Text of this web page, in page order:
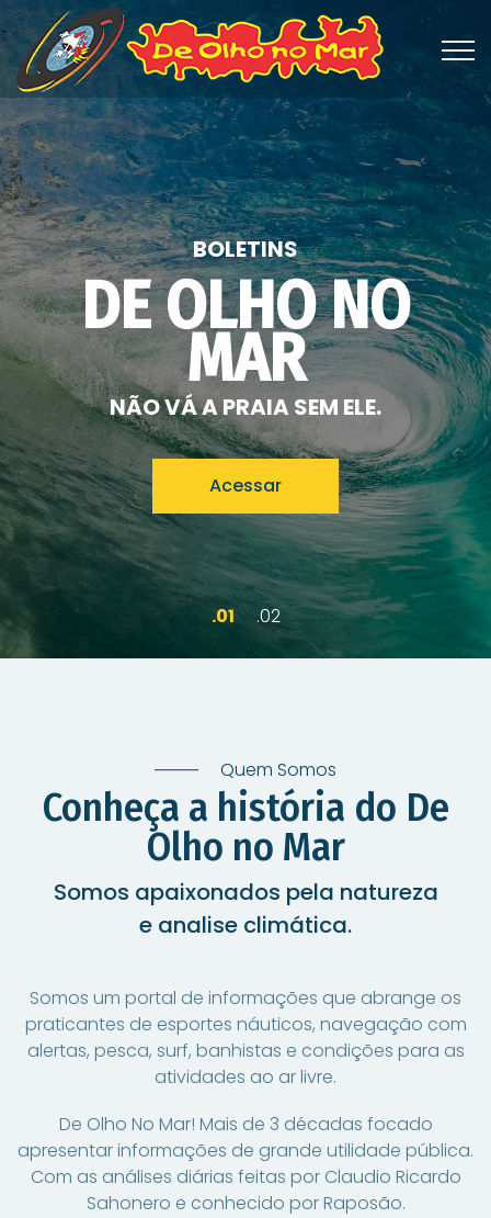
BOLETINS
DE OLHO NO
MAR
NÃO VÁ A PRAIA SEM ELE.
Acessar
Quem Somos
Conheça a história do De
Olho no Mar
Somos apaixonados pela natureza
e analise climática.
Somos um portal de informações que abrange os
praticantes de esportes náuticos, navegação com
alertas, pesca, surf, banhistas e condições para as
atividades ao ar livre.
De Olho No Mar! Mais de 3 décadas focado
apresentar informações de grande utilidade pública.
Com as análises diárias feitas por Claudio Ricardo
Sahonero e conhecido por Raposão.